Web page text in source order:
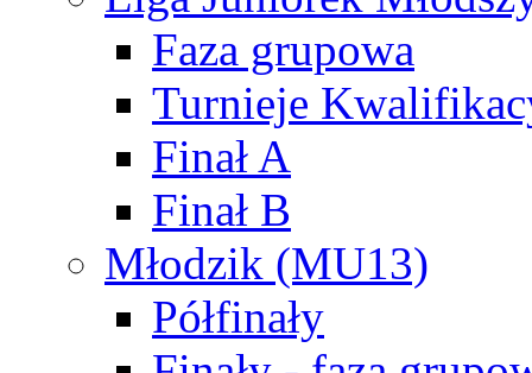
Faza grupowa
Turnieje
Finał A
Finał B
Młodzik (MU13)
Półfinały